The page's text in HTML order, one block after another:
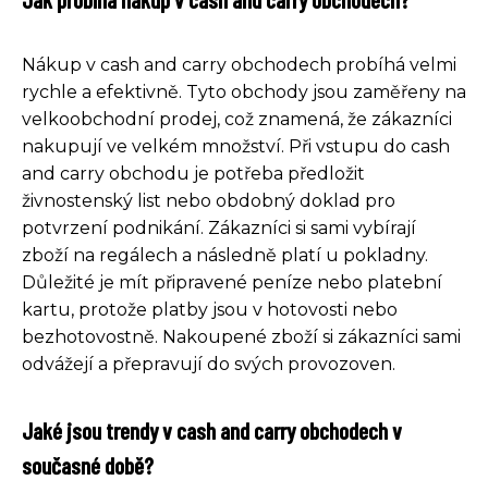
Nákup v cash and carry obchodech probíhá velmi
rychle a efektivně. Tyto obchody jsou zaměřeny na
velkoobchodní prodej, což znamená, že zákazníci
nakupují ve velkém množství. Při vstupu do cash
and carry obchodu je potřeba předložit
živnostenský list nebo obdobný doklad pro
potvrzení podnikání. Zákazníci si sami vybírají
zboží na regálech a následně platí u pokladny.
Důležité je mít připravené peníze nebo platební
kartu, protože platby jsou v hotovosti nebo
bezhotovostně. Nakoupené zboží si zákazníci sami
odvážejí a přepravují do svých provozoven.
Jaké jsou trendy v cash and carry obchodech v
současné době?